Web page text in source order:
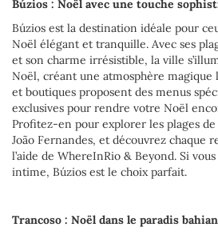
Búzios : Noël avec une touche
Búzios est la destination idéale pour
Noël élégant et tranquille. Avec ses
et son charme irrésistible, la ville
Noël, créant une atmosphère magique
et boutiques proposent des menus
exclusives pour rendre votre Noël
Profitez-en pour explorer les plages
João Fernandes, et découvrez chaque
l’aide de WhereInRio & Beyond. Si
intime, Búzios est le choix parfait.
Trancoso : Noël dans le paradis